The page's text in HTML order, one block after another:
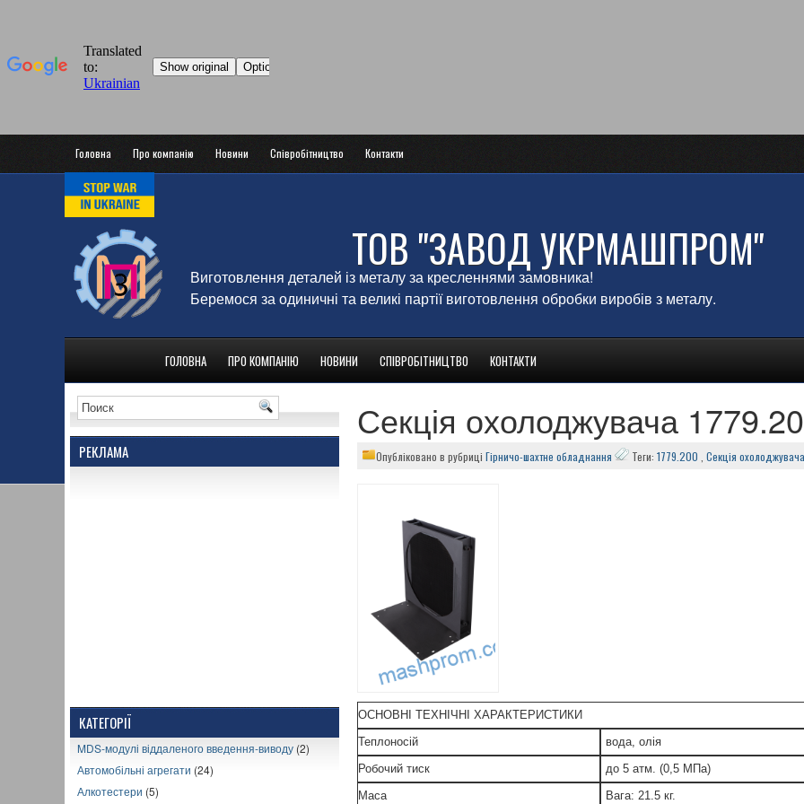
Головна Про компанію Новини Співробітництво Контакти
ТОВ "ЗАВОД УКРМАШПРОМ"
Виготовлення деталей із металу за кресленнями замовника!
Беремося за одиничні та великі партії виготовлення обробки виробів з металу.
ГОЛОВНА ПРО КОМПАНІЮ НОВИНИ СПІВРОБІТНИЦТВО КОНТАКТИ
РЕКЛАМА
КАТЕГОРІЇ
MDS-модулі віддаленого введення-виводу (2)
Автомобільні агрегати (24)
Алкотестери (5)
Секція охолоджувача
Опубліковано в рубриці Гірничо-шахтне обладнання Теги: 1779.200 Секція охолоджувача
ОСНОВНІ ТЕХНІЧНІ ХАРАКТЕРИСТИКИ
Теплоносій
вода, олія
Робочий тиск
до 5 атм. (0,5 МПа)
Маса
Вага: 21.5 кг.